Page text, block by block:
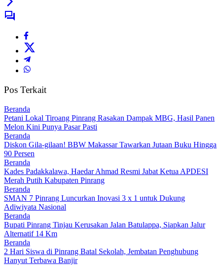
Pos Terkait
Beranda
Petani Lokal Tiroang Pinrang Rasakan Dampak MBG, Hasil Panen
Melon Kini Punya Pasar Pasti
Beranda
Diskon Gila-gilaan! BBW Makassar Tawarkan Jutaan Buku Hingga
90 Persen
Beranda
Kades Padakkalawa, Haedar Ahmad Resmi Jabat Ketua APDESI
Merah Putih Kabupaten Pinrang
Beranda
SMAN 7 Pinrang Luncurkan Inovasi 3 x 1 untuk Dukung
Adiwiyata Nasional
Beranda
Bupati Pinrang Tinjau Kerusakan Jalan Batulappa, Siapkan Jalur
Alternatif 14 Km
Beranda
2 Hari Siswa di Pinrang Batal Sekolah, Jembatan Penghubung
Hanyut Terbawa Banjir